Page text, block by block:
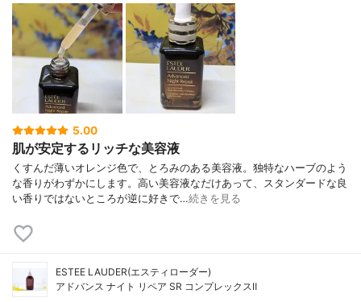
5.00
肌が安定するリッチな美容液
くすんだ薄いオレンジ色で、とろみのある美容液。独特なハーブのよう
な香りがわずかにします。高い美容液なだけあって、スタンダードな良
い香りではないところが逆に好きで…続きを見る
ESTEE LAUDER(エスティローダー)
アドバンス ナイト リペア SR コンプレックスⅡ